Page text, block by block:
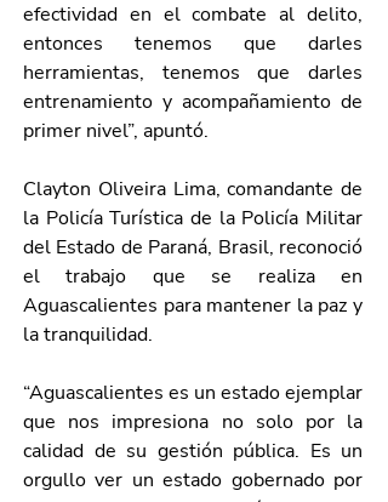
efectividad en el combate al delito,
entonces tenemos que darles
herramientas, tenemos que darles
entrenamiento y acompañamiento de
primer nivel”, apuntó.
Clayton Oliveira Lima, comandante de
la Policía Turística de la Policía Militar
del Estado de Paraná, Brasil, reconoció
el trabajo que se realiza en
Aguascalientes para mantener la paz y
la tranquilidad.
“Aguascalientes es un estado ejemplar
que nos impresiona no solo por la
calidad de su gestión pública. Es un
orgullo ver un estado gobernado por